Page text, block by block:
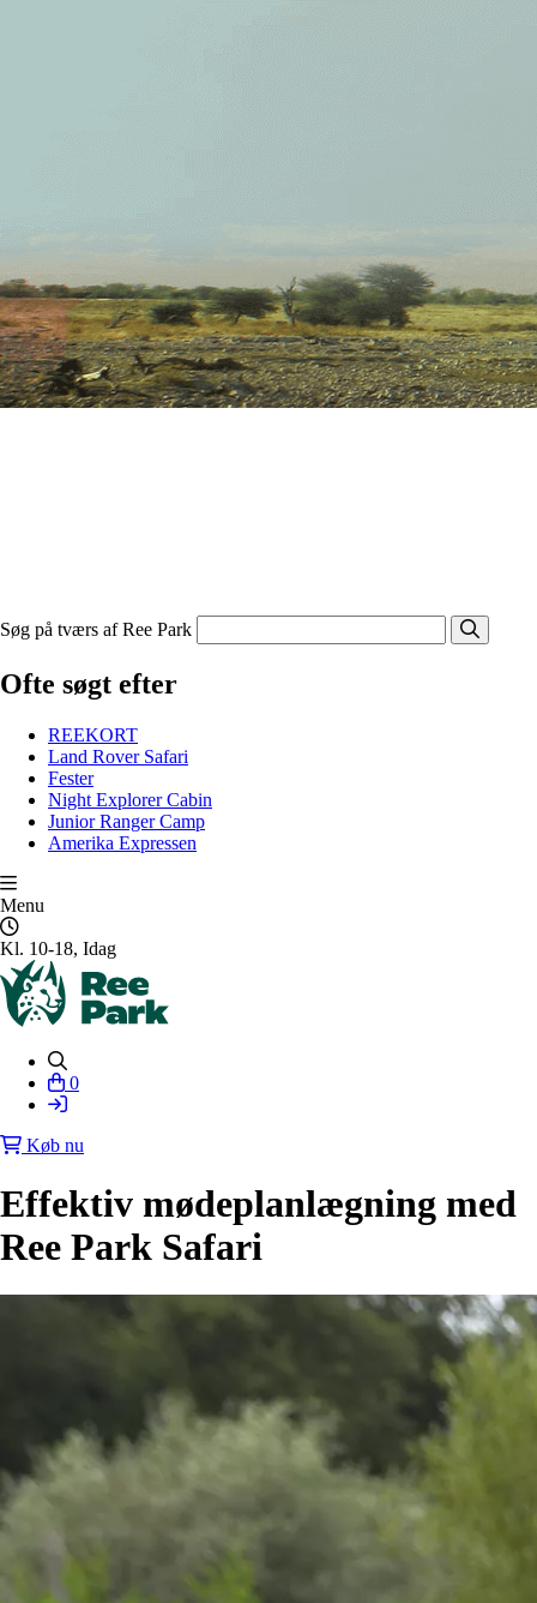
Søg på tværs af Ree Park
Ofte søgt efter
REEKORT
Land Rover Safari
Fester
Night Explorer Cabin
Junior Ranger Camp
Amerika Expressen
Menu
Kl. 10-18, Idag
0
Køb nu
Effektiv mødeplanlægning med
Ree Park Safari